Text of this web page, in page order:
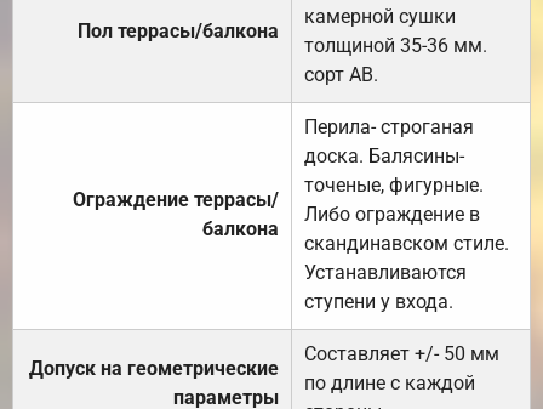
Пол террасы/балкона
камерной сушки
толщиной 35-36 мм.
сорт АВ.
Ограждение террасы/
балкона
Перила- строганая
доска. Балясины-
точеные, фигурные.
Либо ограждение в
скандинавском стиле.
Устанавливаются
ступени у входа.
Допуск на геометрические
параметры
Составляет +/- 50 мм
по длине с каждой